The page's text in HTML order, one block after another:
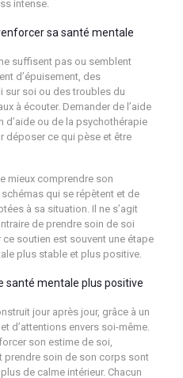
intense.
sa santé mentale
suffisent pas ou semblent
d’épuisement, des
sur soi ou des troubles du
à écouter. Demander de l’aide
d’aide ou de la psychothérapie
déposer ce qui pèse et être
mieux comprendre son
qui se répètent et de
à sa situation. Il ne s’agit
de prendre soin de soi
soutien est souvent une étape
plus stable et plus positive.
santé mentale plus positive
jour après jour, grâce à un
d’attentions envers soi-même.
son estime de soi,
prendre soin de son corps sont
de calme intérieur. Chacun